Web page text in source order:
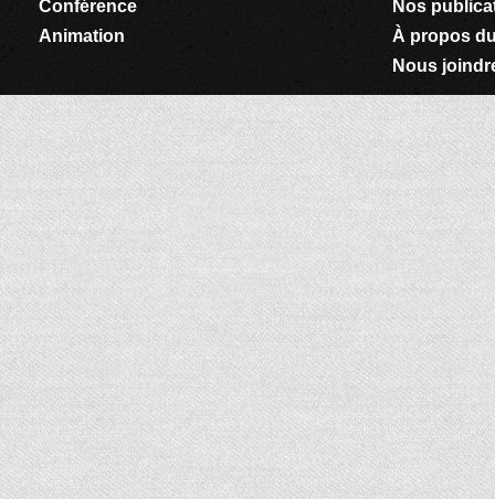
Conférence
Animation
Nos
À propos
Nous